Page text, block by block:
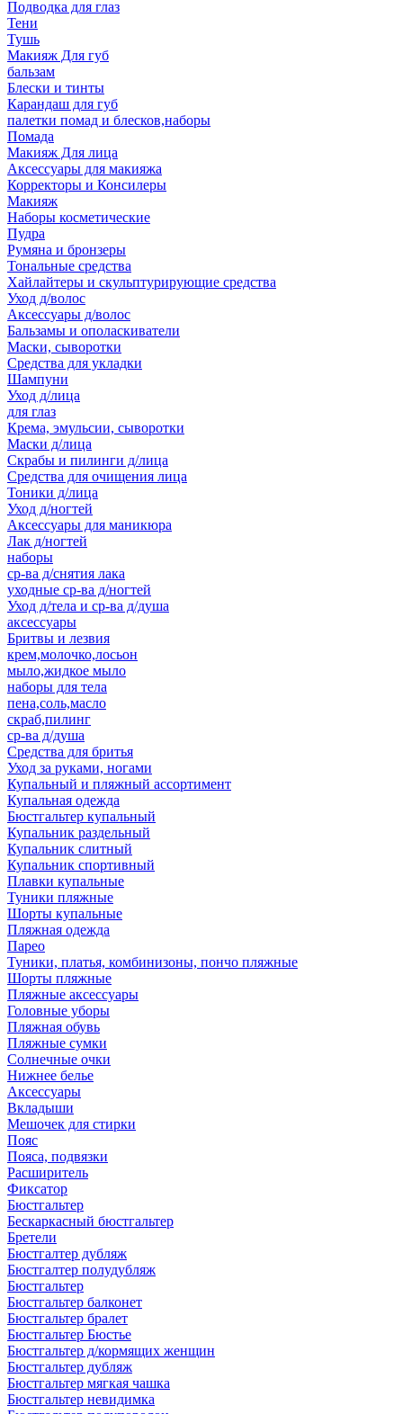
Подводка для глаз
Тени
Тушь
Макияж Для губ
бальзам
Блески и тинты
Карандаш для губ
палетки помад и блесков,наборы
Помада
Макияж Для лица
Аксессуары для макияжа
Корректоры и Консилеры
Макияж
Наборы косметические
Пудра
Румяна и бронзеры
Тональные средства
Хайлайтеры и скульптурирующие средства
Уход д/волос
Аксессуары д/волос
Бальзамы и ополаскиватели
Маски, сыворотки
Средства для укладки
Шампуни
Уход д/лица
для глаз
Крема, эмульсии, сыворотки
Маски д/лица
Скрабы и пилинги д/лица
Средства для очищения лица
Тоники д/лица
Уход д/ногтей
Аксессуары для маникюра
Лак д/ногтей
наборы
ср-ва д/снятия лака
уходные ср-ва д/ногтей
Уход д/тела и ср-ва д/душа
аксессуары
Бритвы и лезвия
крем,молочко,лосьон
мыло,жидкое мыло
наборы для тела
пена,соль,масло
скраб,пилинг
ср-ва д/душа
Средства для бритья
Уход за руками, ногами
Купальный и пляжный ассортимент
Купальная одежда
Бюстгальтер купальный
Купальник раздельный
Купальник слитный
Купальник спортивный
Плавки купальные
Туники пляжные
Шорты купальные
Пляжная одежда
Парео
Туники, платья, комбинизоны, пончо пляжные
Шорты пляжные
Пляжные аксессуары
Головные уборы
Пляжная обувь
Пляжные сумки
Солнечные очки
Нижнее белье
Аксессуары
Вкладыши
Мешочек для стирки
Пояс
Пояса, подвязки
Расширитель
Фиксатор
Бюстгальтер
Бескаркасный бюстгальтер
Бретели
Бюстгалтер дубляж
Бюстгалтер полудубляж
Бюстгальтер
Бюстгальтер балконет
Бюстгальтер бралет
Бюстгальтер Бюстье
Бюстгальтер д/кормящих женщин
Бюстгальтер дубляж
Бюстгальтер мягкая чашка
Бюстгальтер невидимка